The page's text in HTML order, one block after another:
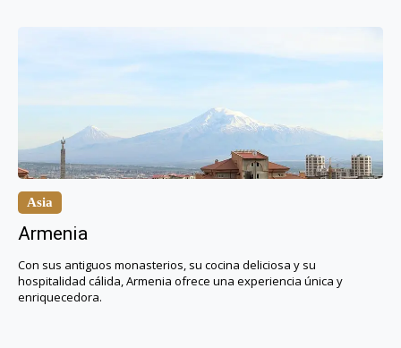
Asia
Armenia
Con sus antiguos monasterios, su cocina deliciosa y su
hospitalidad cálida, Armenia ofrece una experiencia única y
enriquecedora.